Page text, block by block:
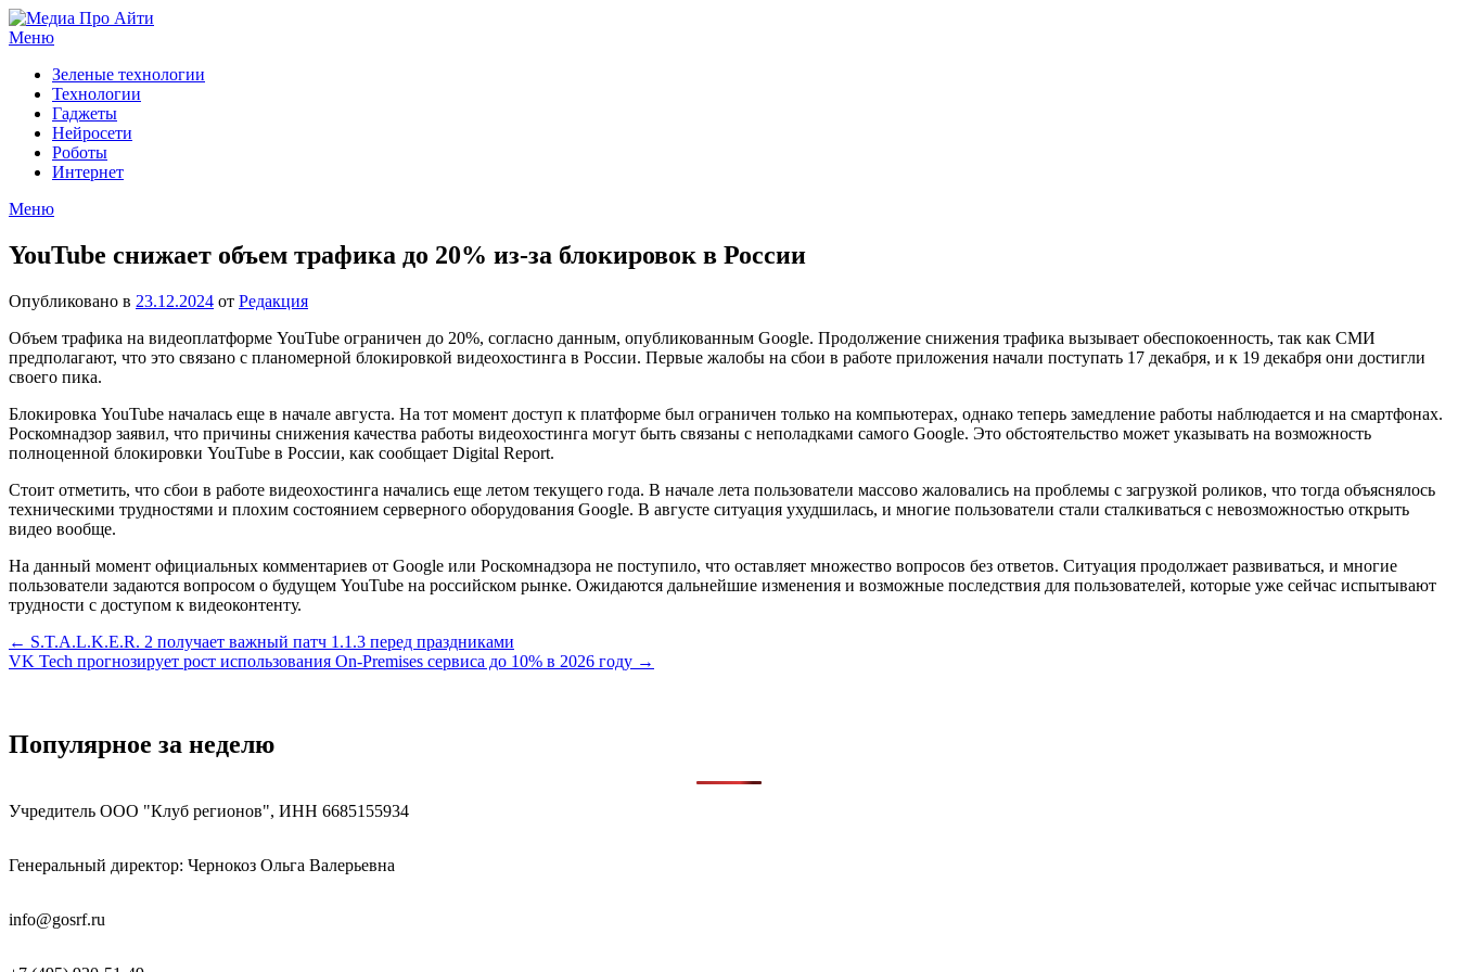
Перейти
к
Меню
Зеленые технологии
Технологии
Гаджеты
Нейросети
Роботы
Интернет
Меню
YouTube снижает объем трафика до 20% из-за блокировок в России
Опубликовано в 23.12.2024 от Редакция
Объем трафика на видеоплатформе YouTube ограничен до 20%, согласно данным, опубликованным Google. Продолжение снижения трафика вызывает обеспокоенность, так как СМИ
предполагают, что это связано с планомерной блокировкой видеохостинга в России. Первые жалобы на сбои в работе приложения начали поступать 17 декабря, и к 19 декабря они достигли
своего пика.
Блокировка YouTube началась еще в начале августа. На тот момент доступ к платформе был ограничен только на компьютерах, однако теперь замедление работы наблюдается и на смартфонах.
Роскомнадзор заявил, что причины снижения качества работы видеохостинга могут быть связаны с неполадками самого Google. Это обстоятельство может указывать на возможность
полноценной блокировки YouTube в России, как сообщает Digital Report.
Стоит отметить, что сбои в работе видеохостинга начались еще летом текущего года. В начале лета пользователи массово жаловались на проблемы с загрузкой роликов, что тогда объяснялось
техническими трудностями и плохим состоянием серверного оборудования Google. В августе ситуация ухудшилась, и многие пользователи стали сталкиваться с невозможностью открыть
видео вообще.
На данный момент официальных комментариев от Google или Роскомнадзора не поступило, что оставляет множество вопросов без ответов. Ситуация продолжает развиваться, и многие
пользователи задаются вопросом о будущем YouTube на российском рынке. Ожидаются дальнейшие изменения и возможные последствия для пользователей, которые уже сейчас испытывают
трудности с доступом к видеоконтенту.
Навигация
по
← S.T.A.L.K.E.R. 2 получает важный патч 1.1.3 перед праздниками
VK Tech прогнозирует рост использования On-Premises сервиса до 10% в 2026 году →
Популярное за неделю
Учредитель ООО "Клуб регионов", ИНН 6685155934
Генеральный директор: Чернокоз Ольга Валерьевна
info@gosrf.ru